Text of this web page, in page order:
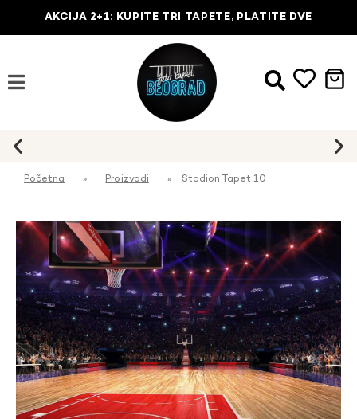
AKCIJA 2+1: KUPITE TRI TAPETE, PLATITE DVE
Početna » Proizvodi » Stadion Tapet 10